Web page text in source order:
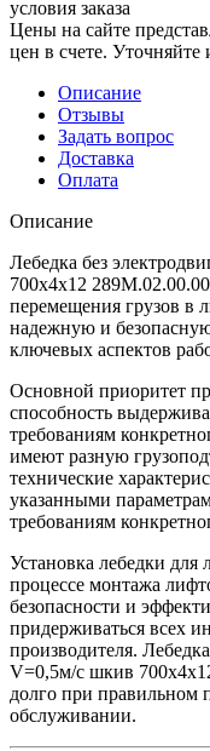
условия заказа
Цены на сайте
цен в счете.
Описание
Отзывы
Задать вопрос
Доставка
Оплата
Описание
Лебедка без
700х4х12
перемещения грузов в
надежную и
ключевых аспектов
Основной приоритет
способность
требованиям
имеют разную
технические
указанными
требованиям
Установка лебедки для
процессе монтажа
безопасности и
придерживаться всех
производителя.
V=0,5м/с шкив
долго при правильном
обслуживании.